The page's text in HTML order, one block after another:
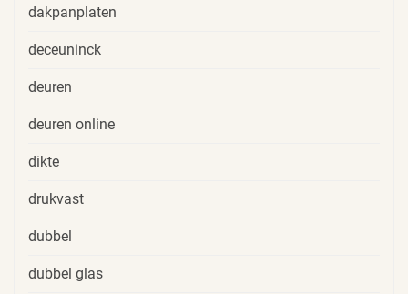
dakpanplaten
deceuninck
deuren
deuren online
dikte
drukvast
dubbel
dubbel glas